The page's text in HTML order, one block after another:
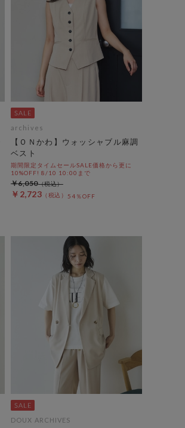
archives
【ＯＮかわ】ウォッシャブル麻調
ベスト
期間限定タイムセールSALE価格から更に
10%OFF! 8/10 10:00まで
￥2,723 54％OFF
￥6,050
DOUX ARCHIVES